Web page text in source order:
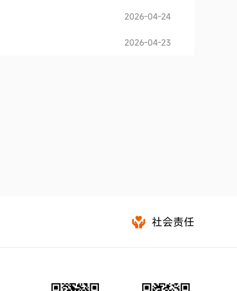
2026-04-24
2026-04-23
社会责任